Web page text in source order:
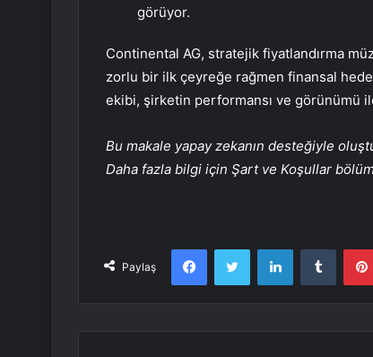
görüyor.
Continental AG, stratejik fiyatlandırma
zorlu bir ilk çeyreğe rağmen finansal
ekibi, şirketin performansı ve görünümü
Bu makale yapay zekanın desteğiyle
Daha fazla bilgi için Şart ve Koşullar
Paylaş
FacebookTwitter LinkedInTumblr